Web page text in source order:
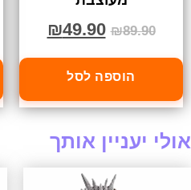
₪89.90
₪49.90
הוספה לסל
אולי יעניין אותך